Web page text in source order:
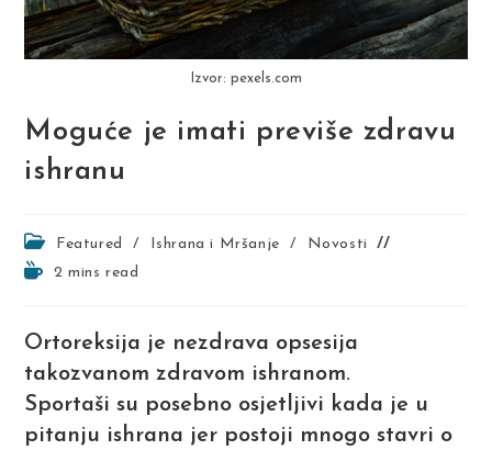
Izvor: pexels.com
Moguće je imati previše zdravu
ishranu
Post
category:
Featured / Ishrana i Mršanje /
Novosti
Reading2 mins read
Ortoreksija je nezdrava opsesija
takozvanom zdravom ishranom.
Sportaši su posebno osjetljivi kada je u
pitanju ishrana jer postoji mnogo stavri o